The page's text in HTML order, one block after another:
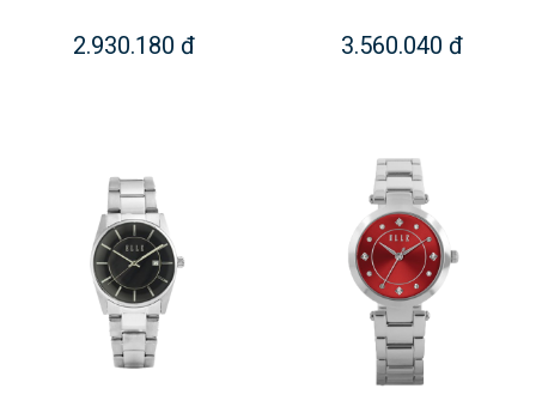
2.930.180 đ 3.560.040 đ